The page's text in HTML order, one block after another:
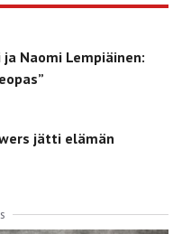
Naomi Lempiäinen:
jätti elämän